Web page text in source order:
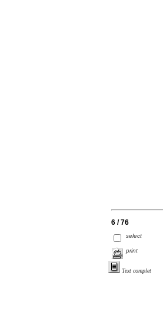
6 / 76
select
print
Text complet